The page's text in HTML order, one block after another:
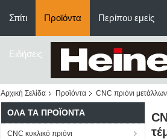
Σπίτι Προϊόντα Περίπου εμείς
Ειδήσεις
Αρχική Σελίδα Προϊόντα CNC πριόνι μετάλλων
ΌΛΑ ΤΑ ΠΡΟΪΌΝΤΑ
CNC κυκλικό πριόνι